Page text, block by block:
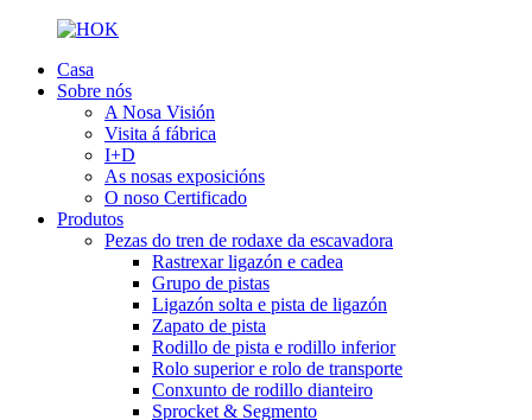
Casa
Sobre nós
A Nosa Visión
Visita á fábrica
I+D
As nosas exposicións
O noso Certificado
Produtos
Pezas do tren de rodaxe da escavadora
Rastrexar ligazón e cadea
Grupo de pistas
Ligazón solta e pista de ligazón
Zapato de pista
Rodillo de pista e rodillo inferior
Rolo superior e rolo de transporte
Conxunto de rodillo dianteiro
Sprocket & Segmento